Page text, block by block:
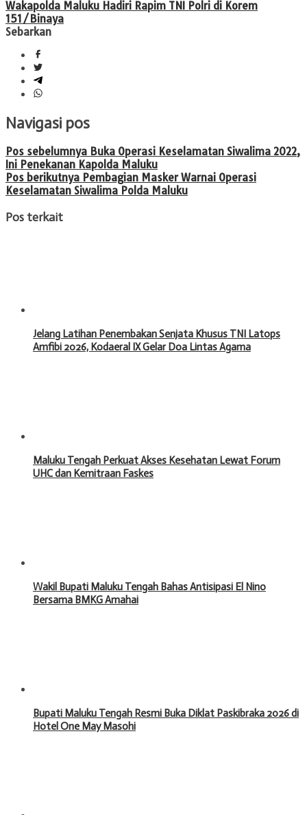
Wakapolda Maluku Hadiri Rapim TNI Polri di Korem
151/Binaya
Sebarkan
Navigasi pos
Pos sebelumnya Buka Operasi Keselamatan Siwalima 2022,
Ini Penekanan Kapolda Maluku
Pos berikutnya Pembagian Masker Warnai Operasi
Keselamatan Siwalima Polda Maluku
Pos terkait
Jelang Latihan Penembakan Senjata Khusus TNI Latops
Amfibi 2026, Kodaeral IX Gelar Doa Lintas Agama
Maluku Tengah Perkuat Akses Kesehatan Lewat Forum
UHC dan Kemitraan Faskes
Wakil Bupati Maluku Tengah Bahas Antisipasi El Nino
Bersama BMKG Amahai
Bupati Maluku Tengah Resmi Buka Diklat Paskibraka 2026 di
Hotel One May Masohi